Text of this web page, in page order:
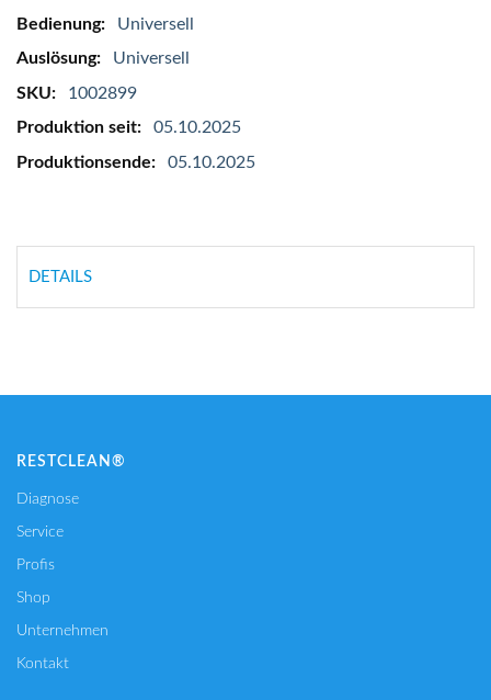
InformationenUniversell
Universell
1002899
05.10.2025
05.10.2025
DETAILS
RESTCLEAN®
Diagnose
Service
Profis
Shop
Unternehmen
Kontakt